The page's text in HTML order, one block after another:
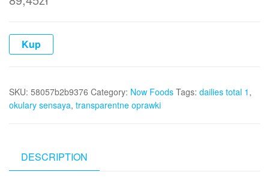
Kup
SKU: 58057b2b9376 Category: Now Foods Tags: dailies total 1 ,
okulary sensaya, transparentne oprawki
DESCRIPTION